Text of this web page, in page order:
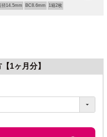
径14.5mm BC8.6mm 1箱2枚
1ヶ月分】